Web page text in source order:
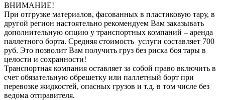
ВНИМАНИЕ!
При отгрузке материалов, фасованных в пластиковую тару, в
другой регион настоятельно рекомендуем Вам заказывать
дополнительную опцию у транспортных компаний – аренда
паллетного борта. Средняя стоимость услуги составляет 700
руб. Это позволит Вам получить груз без риска боя тары в
целости и сохранности!
Транспортная компания оставляет за собой право включить в
счет обязательную обрешетку или паллетный борт при
перевозке жидкостей, опасных грузов и т.д. в том числе без
ведома отправителя.